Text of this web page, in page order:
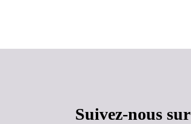
Suivez-nous sur